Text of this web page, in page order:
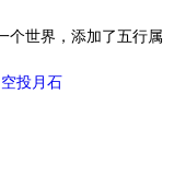
个世界，添加了五行属
空投月石